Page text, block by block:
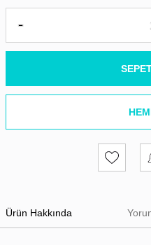
Ürün Hakkında